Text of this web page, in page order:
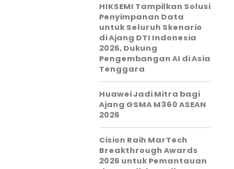
HIKSEMI Tampilkan Solusi
Penyimpanan Data
untuk Seluruh Skenario
di Ajang DTI Indonesia
2026, Dukung
Pengembangan AI di Asia
Tenggara
Huawei Jadi Mitra bagi
Ajang GSMA M360 ASEAN
2026
Cision Raih MarTech
Breakthrough Awards
2026 untuk Pemantauan